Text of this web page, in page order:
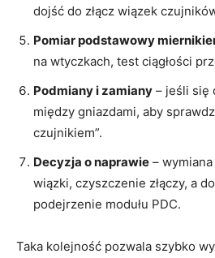
dojść do złącz wiązek
Pomiar podstawowy
na wtyczkach, test ciągłości
Podmiany i zamiany – jeśli się
między gniazdami, aby
czujnikiem”.
Decyzja o naprawie –
wiązki, czyszczenie złączy, a
podejrzenie modułu PDC.
Taka kolejność pozwala szybko